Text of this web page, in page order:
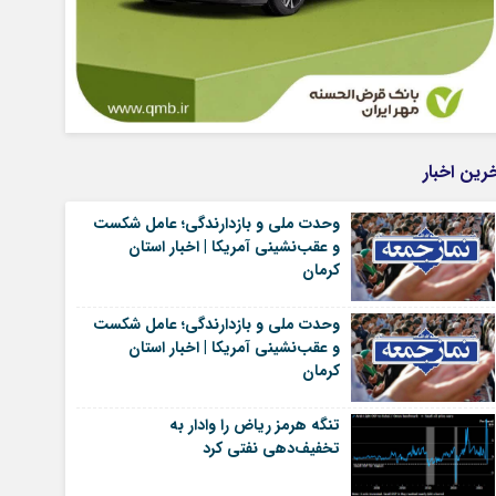
اخبار
وحدت ملی و بازدارندگی؛ عامل شکست
و عقب‌نشینی آمریکا | اخبار استان
کرمان
وحدت ملی و بازدارندگی؛ عامل شکست
و عقب‌نشینی آمریکا | اخبار استان
کرمان
تنگه هرمز ریاض را وادار به
تخفیف‌دهی نفتی کرد